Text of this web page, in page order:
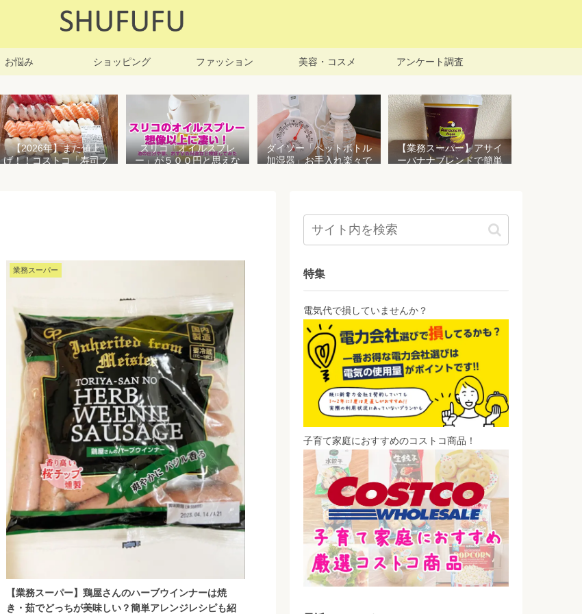
お悩み ショッピング ファッション 美容・コスメ アンケート調査
【2026年】また値上
げ！！コストコ「寿司フ
スリコ「オイルスプレ
ー」が５００円と思えな
ダイソー「ペットボトル
加湿器」お手入れ楽々で
【業務スーパー】アサイ
ーバナナブレンドで簡単
業務スーパー
【業務スーパー】鶏屋さんのハーブウインナーは焼
き・茹でどっちが美味しい？簡単アレンジレシピも紹
特集
電気代で損していませんか？
子育て家庭におすすめのコストコ商品！